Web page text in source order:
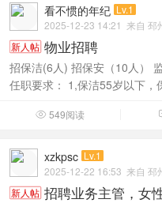
看不惯的年纪 Lv.1
2025-12-23 14:21 来自 邳
新人帖 物业招聘
招保洁(6人) 招保安（10人）
任职要求： 1,保洁55岁以下，
 549阅读
xzkpsc Lv.1
2025-12-22 16:53 来自 邳
新人帖 招聘业务主管，女